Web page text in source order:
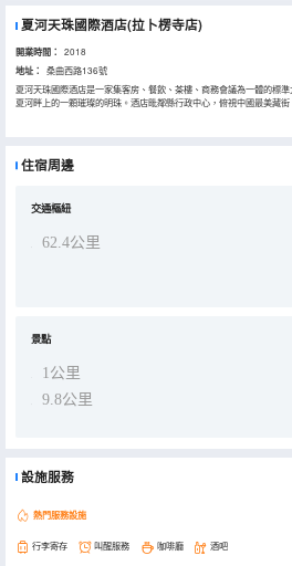
夏河天珠國際酒店(拉卜楞寺店)
開業時間： 2018
地址：
桑曲西路136號
夏河天珠國際酒店是一家集客房、餐飲、茶樓、商務會議為一體的標
夏河畔上的一顆璀璨的明珠。酒店毗鄰縣行政中心，俯視中國最美藏
國際酒店便捷的交通優勢、優美時尚的休閒環境、得天獨厚的地理位
店遙望拉卜楞寺，大經堂金碧輝煌，貢唐寶塔金光閃閃，住在酒店聆
格，融合傳統的藏式建築、藏文化元素，建築品味卓爾不羣，無論型
其中豪華總統套房1 間，豪華套房 6間，豪華標準間89 間，豪華標準
雅，清新俊逸。左側為自助餐廳，為酒店住客提供温馨的早餐，可接
設計新穎，裝修豪華典雅，是您品茶，賞茶，棋牌娛樂與修身養性的
豪華大型多功能會議室、宴會大廳和中餐廳。酒店可提供300人同時
湘菜、粵菜、川菜和本地特色藏餐等，在原料選擇，工藝製作上自成
住宿周邊
交通樞紐
62.4公里
景點
1公里
9.8公里
設施服務
熱門服務設施
行李寄存 叫醒服務 咖啡廳 酒吧